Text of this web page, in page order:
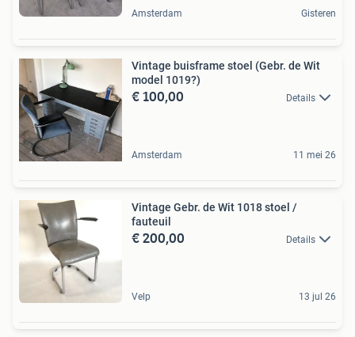
Amsterdam Gisteren
Vintage buisframe stoel (Gebr. de Wit
model 1019?)
€ 100,00 Details
Amsterdam 11 mei 26
Vintage Gebr. de Wit 1018 stoel /
fauteuil
€ 200,00 Details
Velp 13 jul 26